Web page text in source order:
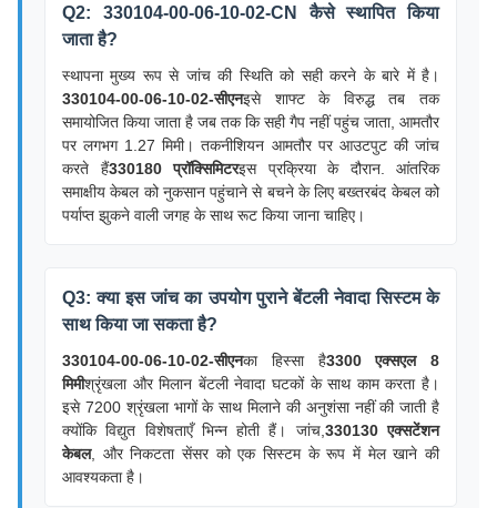
Q2: 330104-00-06-10-02-CN कैसे स्थापित किया
जाता है?
स्थापना मुख्य रूप से जांच की स्थिति को सही करने के बारे में है।
330104-00-06-10-02-सीएनइसे शाफ्ट के विरुद्ध तब तक
समायोजित किया जाता है जब तक कि सही गैप नहीं पहुंच जाता, आमतौर
पर लगभग 1.27 मिमी। तकनीशियन आमतौर पर आउटपुट की जांच
करते हैं330180 प्रॉक्सिमिटरइस प्रक्रिया के दौरान. आंतरिक
समाक्षीय केबल को नुकसान पहुंचाने से बचने के लिए बख्तरबंद केबल को
पर्याप्त झुकने वाली जगह के साथ रूट किया जाना चाहिए।
Q3: क्या इस जांच का उपयोग पुराने बेंटली नेवादा सिस्टम के
साथ किया जा सकता है?
330104-00-06-10-02-सीएनका हिस्सा है3300 एक्सएल 8
मिमीश्रृंखला और मिलान बेंटली नेवादा घटकों के साथ काम करता है।
इसे 7200 श्रृंखला भागों के साथ मिलाने की अनुशंसा नहीं की जाती है
क्योंकि विद्युत विशेषताएँ भिन्न होती हैं। जांच,330130 एक्सटेंशन
केबल, और निकटता सेंसर को एक सिस्टम के रूप में मेल खाने की
आवश्यकता है।